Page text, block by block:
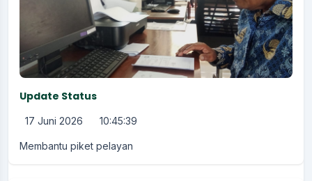
Update Status
17 Juni 2026 10:45:39
Membantu piket pelayan